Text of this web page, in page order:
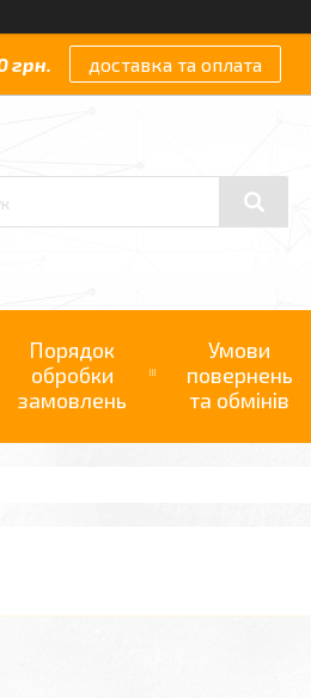
грн. доставка та оплата
Порядок
обробки
замовлень
Умови
повернень
та обмінів